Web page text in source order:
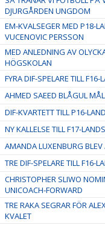
DJURGÅRDEN UNGDOM
EM-KVALSEGER MED P18-
VUCENOVIC PERSSON
MED ANLEDNING AV
HÖGSKOLAN
FYRA DIF-SPELARE TILL
AHMED SAEED BLÅGUL
DIF-KVARTETT TILL P16-
NY KALLELSE TILL F17-
AMANDA LUXENBURG BLEV
TRE DIF-SPELARE TILL F16-
CHRISTOPHER SLIWO
UNICOACH-FORWARD
TRE RAKA SEGRAR FÖR
KVALET